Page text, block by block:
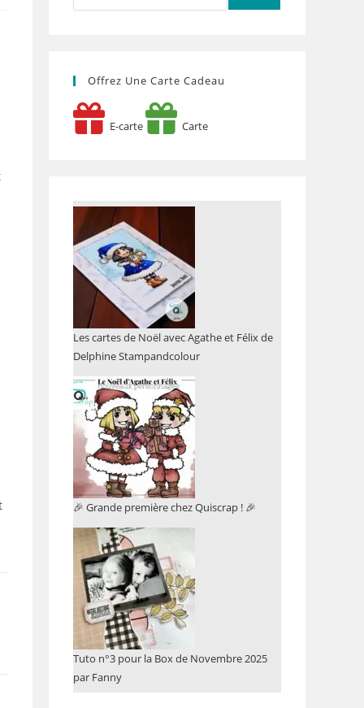
Offrez Une Carte Cadeau
E-carte Carte
Les cartes de Noël avec Agathe et Félix de
Delphine Stampandcolour
🎉 Grande première chez Quiscrap ! 🎉
Tuto n°3 pour la Box de Novembre 2025
par Fanny